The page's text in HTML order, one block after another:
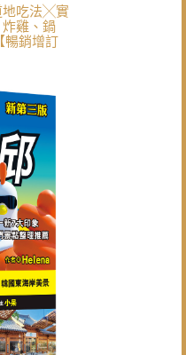
地吃法╳實
雞、鍋
暢銷增訂